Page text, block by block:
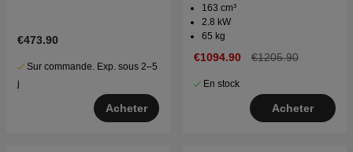
€473.90
Sur commande. Exp. sous 2–5
j
Acheter
163 cm³
2.8 kW
65 kg
€1094.90 €1205.90
En stock
Acheter